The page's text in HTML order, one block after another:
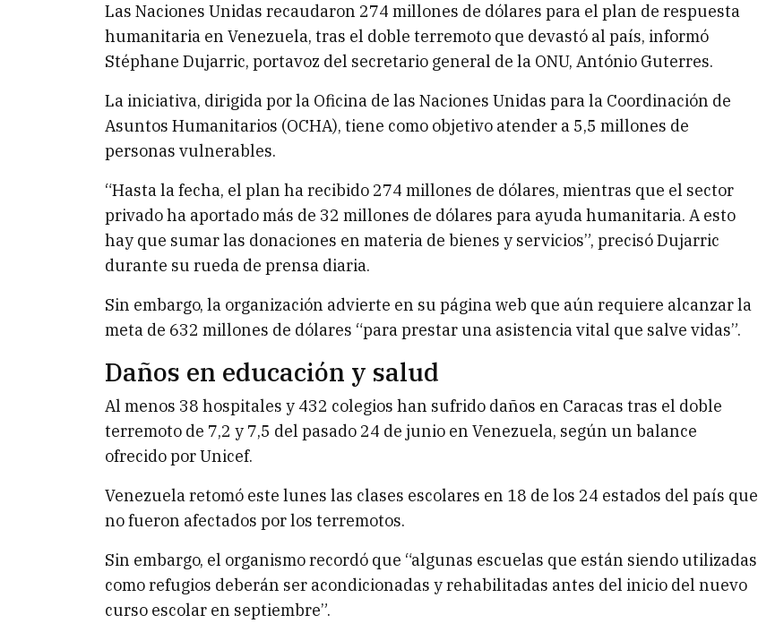
Las Naciones Unidas recaudaron 274 millones de dólares para el plan de respuesta
humanitaria en Venezuela, tras el doble terremoto que devastó al país, informó
Stéphane Dujarric, portavoz del secretario general de la ONU, António Guterres.
La iniciativa, dirigida por la Oficina de las Naciones Unidas para la Coordinación de
Asuntos Humanitarios (OCHA), tiene como objetivo atender a 5,5 millones de
personas vulnerables.
“Hasta la fecha, el plan ha recibido 274 millones de dólares, mientras que el sector
privado ha aportado más de 32 millones de dólares para ayuda humanitaria. A esto
hay que sumar las donaciones en materia de bienes y servicios”, precisó Dujarric
durante su rueda de prensa diaria.
Sin embargo, la organización advierte en su página web que aún requiere alcanzar la
meta de 632 millones de dólares “para prestar una asistencia vital que salve vidas”.
Daños en educación y salud
Al menos 38 hospitales y 432 colegios han sufrido daños en Caracas tras el doble
terremoto de 7,2 y 7,5 del pasado 24 de junio en Venezuela, según un balance
ofrecido por Unicef.
Venezuela retomó este lunes las clases escolares en 18 de los 24 estados del país que
no fueron afectados por los terremotos.
Sin embargo, el organismo recordó que “algunas escuelas que están siendo utilizadas
como refugios deberán ser acondicionadas y rehabilitadas antes del inicio del nuevo
curso escolar en septiembre”.